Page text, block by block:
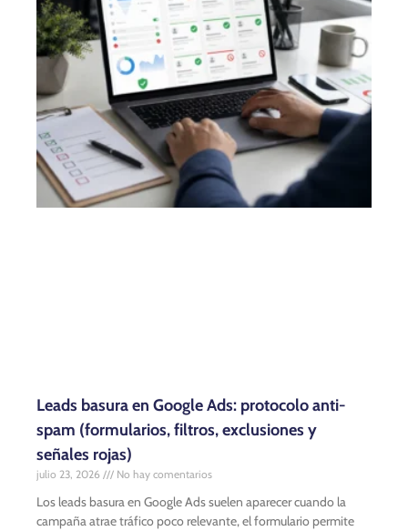
Leads basura en Google Ads: protocolo anti-
spam (formularios, filtros, exclusiones y
señales rojas)
julio 23, 2026 No hay comentarios
Los leads basura en Google Ads suelen aparecer cuando la
campaña atrae tráfico poco relevante, el formulario permite